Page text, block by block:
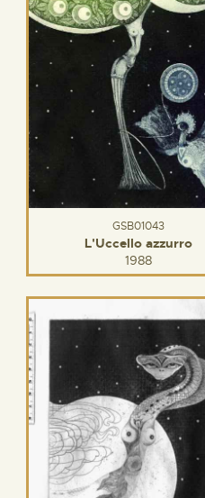
GSB01043
L'Uccello azzurro
1988